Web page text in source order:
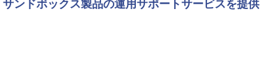
ンドボックス製品の運用サポートサービスを提供